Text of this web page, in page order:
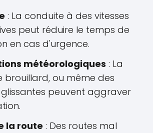
: La conduite à des vitesses
peut réduire le temps de
en cas d'urgence.
météorologiques : La
brouillard, ou même des
peuvent aggraver
la route : Des routes mal